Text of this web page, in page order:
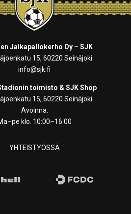
Jalkapallokerho Oy – SJK
15, 60220 Seinäjoki
info@sjk.fi
toimisto & SJK Shop
15, 60220 Seinäjoki
Avoinna:
klo. 10:00–16:00
YHTEISTYÖSSÄ